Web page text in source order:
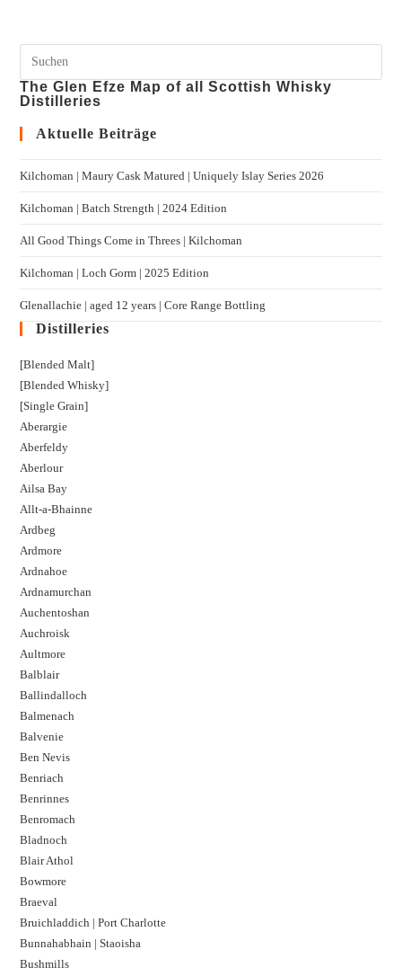
The Glen Efze Map of all Scottish Whisky
Distilleries
Aktuelle Beiträge
Kilchoman | Maury Cask Matured | Uniquely Islay Series 2026
Kilchoman | Batch Strength | 2024 Edition
All Good Things Come in Threes | Kilchoman
Kilchoman | Loch Gorm​ | 2025 Edition
Glenallachie | aged 12 years | Core Range Bottling
Distilleries
[Blended Malt]
[Blended Whisky]
[Single Grain]
Aberargie
Aberfeldy
Aberlour
Ailsa Bay
Allt-a-Bhainne
Ardbeg
Ardmore
Ardnahoe
Ardnamurchan
Auchentoshan
Auchroisk
Aultmore
Balblair
Ballindalloch
Balmenach
Balvenie
Ben Nevis
Benriach
Benrinnes
Benromach
Bladnoch
Blair Athol
Bowmore
Braeval
Bruichladdich | Port Charlotte
Bunnahabhain | Staoisha
Bushmills